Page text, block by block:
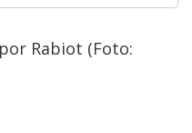
Rabiot (Foto: